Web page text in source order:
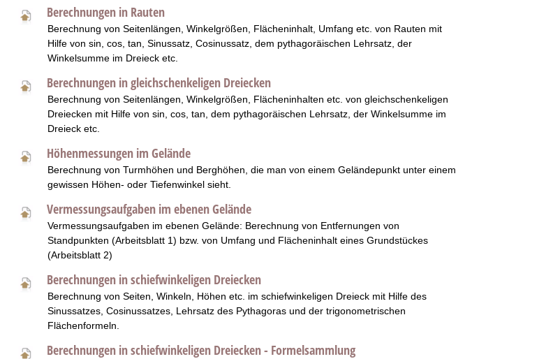
Berechnungen in Rauten
Berechnung von Seitenlängen, Winkelgrößen, Flächeninhalt, Umfang etc. von Rauten mit
Hilfe von sin, cos, tan, Sinussatz, Cosinussatz, dem pythagoräischen Lehrsatz, der
Winkelsumme im Dreieck etc.
Berechnungen in gleichschenkeligen Dreiecken
Berechnung von Seitenlängen, Winkelgrößen, Flächeninhalten etc. von gleichschenkeligen
Dreiecken mit Hilfe von sin, cos, tan, dem pythagoräischen Lehrsatz, der Winkelsumme im
Dreieck etc.
Höhenmessungen im Gelände
Berechnung von Turmhöhen und Berghöhen, die man von einem Geländepunkt unter einem
gewissen Höhen- oder Tiefenwinkel sieht.
Vermessungsaufgaben im ebenen Gelände
Vermessungsaufgaben im ebenen Gelände: Berechnung von Entfernungen von
Standpunkten (Arbeitsblatt 1) bzw. von Umfang und Flächeninhalt eines Grundstückes
(Arbeitsblatt 2)
Berechnungen in schiefwinkeligen Dreiecken
Berechnung von Seiten, Winkeln, Höhen etc. im schiefwinkeligen Dreieck mit Hilfe des
Sinussatzes, Cosinussatzes, Lehrsatz des Pythagoras und der trigonometrischen
Flächenformeln.
Berechnungen in schiefwinkeligen Dreiecken - Formelsammlung